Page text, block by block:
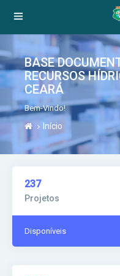
BASE
RECURSOS
CEARÁ
Bem-Vindo!
Início
237
Projetos
Disponíveis